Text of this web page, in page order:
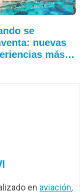
se
nuevas
más
en aviación,